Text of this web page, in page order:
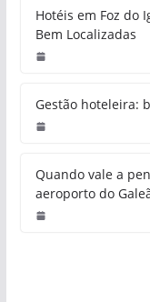
Hotéis em Foz do
Bem Localizadas
Gestão hoteleira:
Quando vale a
aeroporto do